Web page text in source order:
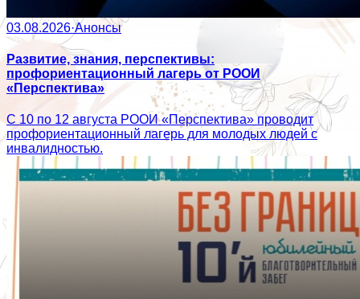
03.08.2026·Анонсы
Развитие, знания, перспективы:
профориентационный лагерь от РООИ
«Перспектива»
С 10 по 12 августа РООИ «Перспектива» проводит
профориентационный лагерь для молодых людей с
инвалидностью.